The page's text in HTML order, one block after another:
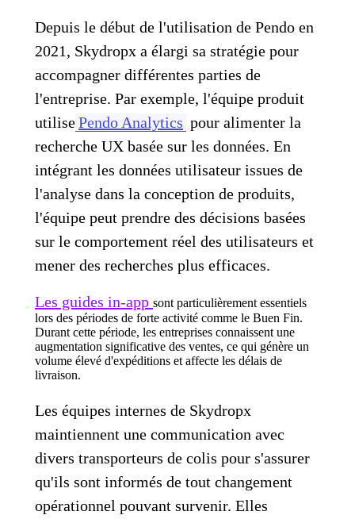
Depuis le début de l'utilisation de Pendo en
2021, Skydropx a élargi sa stratégie pour
accompagner différentes parties de
l'entreprise. Par exemple, l'équipe produit
utilisePendo Analytics pour alimenter la
recherche UX basée sur les données. En
intégrant les données utilisateur issues de
l'analyse dans la conception de produits,
l'équipe peut prendre des décisions basées
sur le comportement réel des utilisateurs et
mener des recherches plus efficaces.
Les guides in-app sont particulièrement essentiels
lors des périodes de forte activité comme le Buen Fin.
Durant cette période, les entreprises connaissent une
augmentation significative des ventes, ce qui génère un
volume élevé d'expéditions et affecte les délais de
livraison.
Les équipes internes de Skydropx
maintiennent une communication avec
divers transporteurs de colis pour s'assurer
qu'ils sont informés de tout changement
opérationnel pouvant survenir. Elles